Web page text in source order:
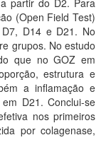
partir do D2. Para
(Open Field Test)
D14 e D21. No
grupos. No estudo
que no GOZ em
estrutura e
a inflamação e
D21. Conclui-se
nos primeiros
por colagenase,